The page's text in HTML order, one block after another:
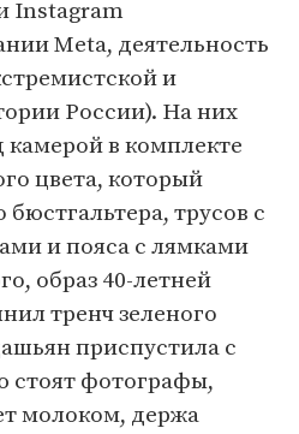
Instagram
Meta, деятельность
и
России). На них
камерой в комплекте
цвета, который
бюстгальтера, трусов с
и пояса с лямками
образ 40-летней
тренч зеленого
приспустила с
стоят фотографы,
молоком, держа